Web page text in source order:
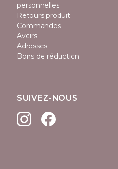
personnelles
Retours produit
Commandes
Avoirs
Adresses
Bons de réduction
SUIVEZ-NOUS